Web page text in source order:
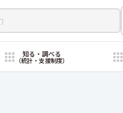
知る・調べる
（統計・支援制度）